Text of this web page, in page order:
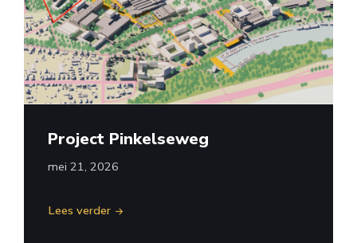
Project Pinkelseweg
mei 21, 2026
Lees verder